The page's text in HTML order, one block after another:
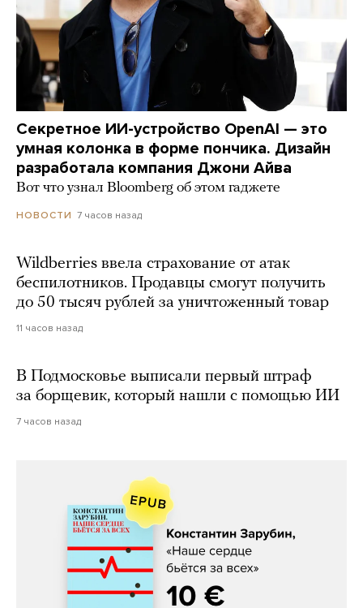
Секретное ИИ-устройство OpenAI — это
умная колонка в форме пончика. Дизайн
разработала компания Джони Айва
Вот что узнал Bloomberg об этом гаджете
НОВОСТИ 7 часов назад
Wildberries ввела страхование от атак
беспилотников. Продавцы смогут получить
до 50 тысяч рублей за уничтоженный товар
11 часов назад
В Подмосковье выписали первый штраф
за борщевик, который нашли с помощью ИИ
7 часов назад